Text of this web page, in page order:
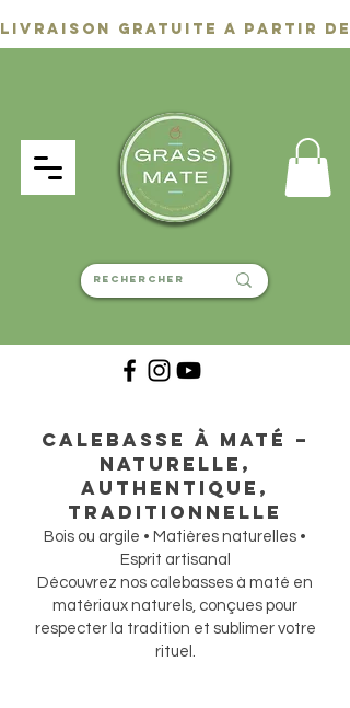
Calebasse à Maté –
Naturelle,
authentique,
traditionnelle
Bois ou argile • Matières naturelles •
Esprit artisanal
Découvrez nos calebasses à maté en
matériaux naturels, conçues pour
respecter la tradition et sublimer votre
rituel.